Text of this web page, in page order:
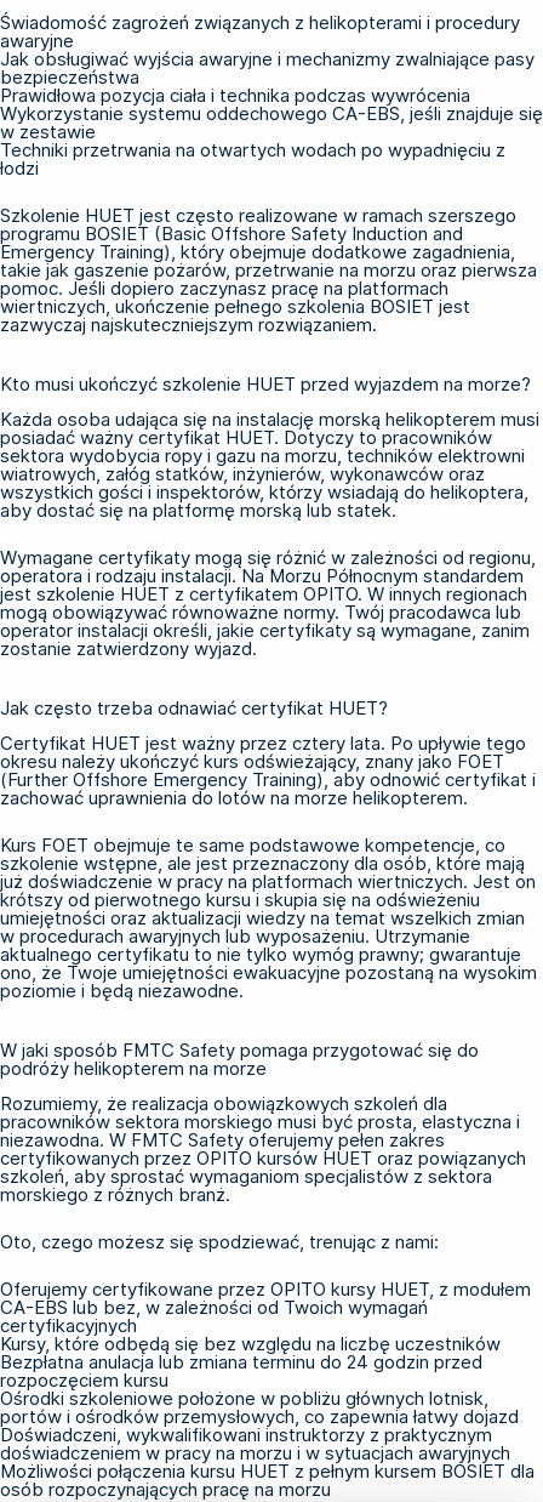
Świadomość zagrożeń związanych z helikopterami i procedury
awaryjne
Jak obsługiwać wyjścia awaryjne i mechanizmy zwalniające pasy
bezpieczeństwa
Prawidłowa pozycja ciała i technika podczas wywrócenia
Wykorzystanie systemu oddechowego CA-EBS, jeśli znajduje się
w zestawie
Techniki przetrwania na otwartych wodach po wypadnięciu z
łodzi
Szkolenie HUET jest często realizowane w ramach szerszego
programu BOSIET (Basic Offshore Safety Induction and
Emergency Training) , który obejmuje dodatkowe zagadnienia,
takie jak gaszenie pożarów, przetrwanie na morzu oraz pierwsza
pomoc. Jeśli dopiero zaczynasz pracę na platformach
wiertniczych, ukończenie pełnego szkolenia BOSIET jest
zazwyczaj najskuteczniejszym rozwiązaniem.
Kto musi ukończyć szkolenie HUET przed wyjazdem na morze?
Każda osoba udająca się na instalację morską helikopterem musi
posiadać ważny certyfikat HUET. Dotyczy to pracowników
sektora wydobycia ropy i gazu na morzu, techników elektrowni
wiatrowych, załóg statków, inżynierów, wykonawców oraz
wszystkich gości i inspektorów, którzy wsiadają do helikoptera,
aby dostać się na platformę morską lub statek.
Wymagane certyfikaty mogą się różnić w zależności od regionu,
operatora i rodzaju instalacji. Na Morzu Północnym standardem
jest szkolenie HUET z certyfikatem OPITO. W innych regionach
mogą obowiązywać równoważne normy. Twój pracodawca lub
operator instalacji określi, jakie certyfikaty są wymagane, zanim
zostanie zatwierdzony wyjazd.
Jak często trzeba odnawiać certyfikat HUET?
Certyfikat HUET jest ważny przez cztery lata. Po upływie tego
okresu należy ukończyć kurs odświeżający, znany jako FOET
(Further Offshore Emergency Training), aby odnowić certyfikat i
zachować uprawnienia do lotów na morze helikopterem.
Kurs FOET obejmuje te same podstawowe kompetencje, co
szkolenie wstępne, ale jest przeznaczony dla osób, które mają
już doświadczenie w pracy na platformach wiertniczych. Jest on
krótszy od pierwotnego kursu i skupia się na odświeżeniu
umiejętności oraz aktualizacji wiedzy na temat wszelkich zmian
w procedurach awaryjnych lub wyposażeniu. Utrzymanie
aktualnego certyfikatu to nie tylko wymóg prawny; gwarantuje
ono, że Twoje umiejętności ewakuacyjne pozostaną na wysokim
poziomie i będą niezawodne.
W jaki sposób FMTC Safety pomaga przygotować się do
podróży helikopterem na morze
Rozumiemy, że realizacja obowiązkowych szkoleń dla
pracowników sektora morskiego musi być prosta, elastyczna i
niezawodna. W FMTC Safety oferujemy pełen zakres
certyfikowanych przez OPITO kursów HUET oraz powiązanych
szkoleń, aby sprostać wymaganiom specjalistów z sektora
morskiego z różnych branż.
Oto, czego możesz się spodziewać, trenując z nami:
Oferujemy certyfikowane przez OPITO kursy HUET, z modułem
CA-EBS lub bez , w zależności od Twoich wymagań
certyfikacyjnych
Kursy, które odbędą się bez względu na liczbę uczestników
Bezpłatna anulacja lub zmiana terminu do 24 godzin przed
rozpoczęciem kursu
Ośrodki szkoleniowe położone w pobliżu głównych lotnisk,
portów i ośrodków przemysłowych, co zapewnia łatwy dojazd
Doświadczeni, wykwalifikowani instruktorzy z praktycznym
doświadczeniem w pracy na morzu i w sytuacjach awaryjnych
Możliwości połączenia kursu HUET z pełnym kursem BOSIET dla
osób rozpoczynających pracę na morzu